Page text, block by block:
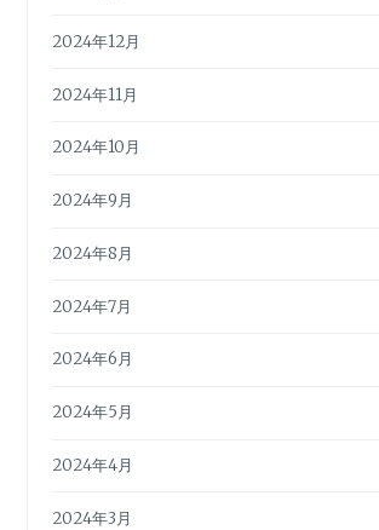
2024年12月
2024年11月
2024年10月
2024年9月
2024年8月
2024年7月
2024年6月
2024年5月
2024年4月
2024年3月